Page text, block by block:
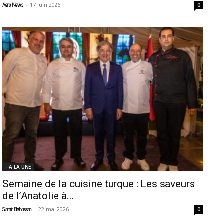
Aero News - 17 juin 2026 0
- A LA UNE
Semaine de la cuisine turque : Les saveurs
de l’Anatolie à...
Samir Belhassen - 22 mai 2026 0